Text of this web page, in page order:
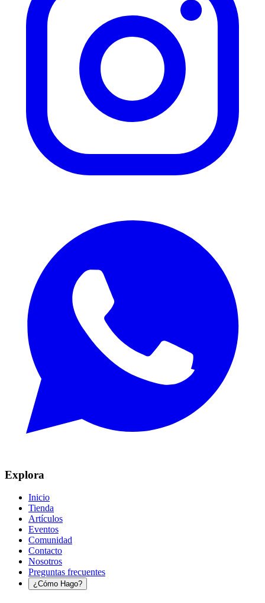
Explora
Inicio
Tienda
Artículos
Eventos
Comunidad
Contacto
Nosotros
Preguntas frecuentes
¿Cómo Hago?